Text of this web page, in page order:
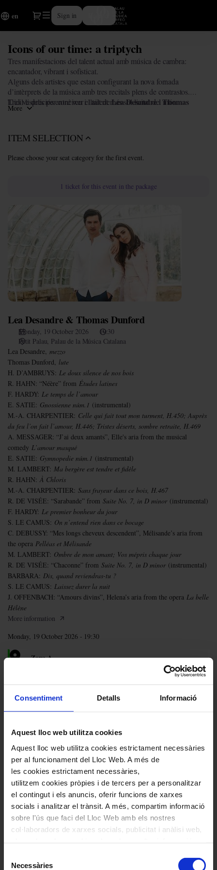
Consentiment Detalls Informació
Aquest lloc web utilitza cookies
Aquest lloc web utilitza cookies estrictament necessàries
per al funcionament del Lloc Web. A més de
les cookies estrictament necessàries,
utilitzem cookies pròpies i de tercers per a personalitzar
el contingut i els anuncis, oferir funcions de xarxes
socials i analitzar el trànsit. A més, compartim informació
sobre l'ús que faci del Lloc Web amb els nostres
col·laboradors de xarxes socials, publicitat i anàlisi web,
de l'ús que hagi fet dels seus serveis. En el quadre
Necessàries
en Dialog
Sign in
definition
our
time:
triptych]
Palau
Música
Catalana
Icons
of
our
time:
a
triptych
Icons of our time: a triptych
Tres manifestacions del talent actual amb música de cambra:
encantador, vibrant i sofisticat.
Alguns dels artistes que estan configurant la nova fornada
d’intèrprets de la música amb tres recitals plens de contrastos.
L’idil·li deliciós entre veu i llaüt deLea Desandrei Thomas
Dunford
pianistes de present i futur: Víkingur
Tres vespres per conèixer el talent més sol·licitat del món.
More
ITEM SELECTION
Please choose your seat category for the first event.
1 ticket for this event in the package
Monday, 19 October 2026 - 19:30
Lea
Desandre
&
Thomas
Lea Desandre & Thomas Dunford
Monday, 19 October 2026
19:30
Petit Palau Palau de la Música Catalana
Lea Desandre mezzo
Thomas Dunford lute
H. D’AMBRUYS: Le doux silence de nos bois
R. HAHN: “Néère” from Études latines
F. HARDY: Le temps de l’amour
E. SATIE: Gnossienne núm.1 (instrumental)
M.-A. CHARPENTIER: Celle qui fait tout mon turment, H.450; Auprès
du feu l’on fait l’amour, H.446; Tristes déserts, sombre retraite, H.469
A. MESSAGER: “J’ai deux amants”, Elle's aria from the musical
comedy L’amour masqué
E. SATIE: Gymnopedie núm.1 (instrumental)
M. LAMBERT: Ma bergère est tendre et fidèle
R. HAHN: À Chloris
M.-A. CHARPENTIER: Sans frayeur dans ce bois, H.467
R. DE VISÉE: “Sarabande” from Suite No. 7, in D minor(instrumental)
F. HARDY: Le premier bonheur du jour
S. LE CAMUS: On n’entend rien dans ce bocage
C. DEBUSSY: “Mes longs cheveux descendent”, Mélisande’s aria from
the opera Pelléas et Mélisande
M. LAMBERT: Ombre de mon amant; Vos mépris chaque jour
R. DE VISÉE: “Chaconne” from Suite No. 7, in D minor(instrumental)
BARBARA: Dis, quand reviendras-tu ?
S. LE CAMUS: Laissez durer la nuit
J. OFFENBACH: “Amours divins”, Helena’s aria from the opera La belle
Hélène
More information
Zona A
Preference
(¹)
+1 ticketfor this event in the package
Patricia
Kopatchinskaja
&
Fazil
Say